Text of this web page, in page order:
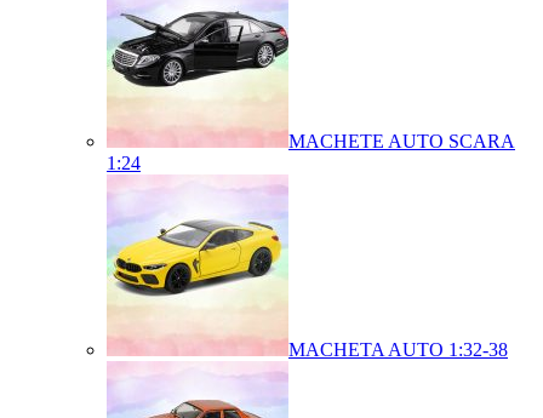
MACHETE AUTO SCARA
1:24
MACHETA AUTO 1:32-38